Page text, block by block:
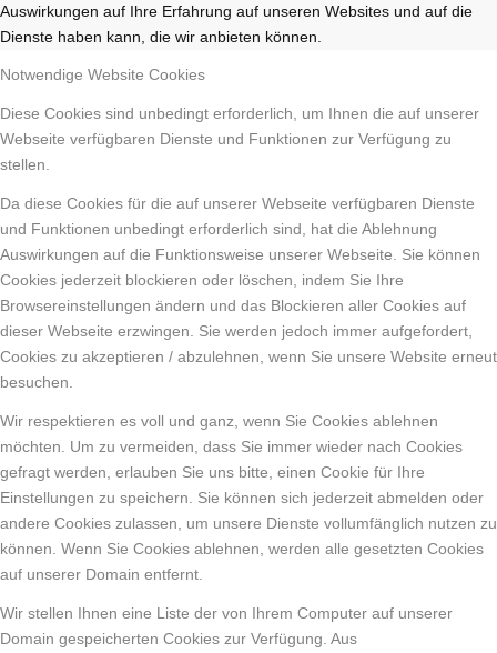
Auswirkungen auf Ihre Erfahrung auf unseren Websites und auf die
Dienste haben kann, die wir anbieten können.
Notwendige Website Cookies
Diese Cookies sind unbedingt erforderlich, um Ihnen die auf unserer
Webseite verfügbaren Dienste und Funktionen zur Verfügung zu
stellen.
Da diese Cookies für die auf unserer Webseite verfügbaren Dienste
und Funktionen unbedingt erforderlich sind, hat die Ablehnung
Auswirkungen auf die Funktionsweise unserer Webseite. Sie können
Cookies jederzeit blockieren oder löschen, indem Sie Ihre
Browsereinstellungen ändern und das Blockieren aller Cookies auf
dieser Webseite erzwingen. Sie werden jedoch immer aufgefordert,
Cookies zu akzeptieren / abzulehnen, wenn Sie unsere Website erneut
besuchen.
Wir respektieren es voll und ganz, wenn Sie Cookies ablehnen
möchten. Um zu vermeiden, dass Sie immer wieder nach Cookies
gefragt werden, erlauben Sie uns bitte, einen Cookie für Ihre
Einstellungen zu speichern. Sie können sich jederzeit abmelden oder
andere Cookies zulassen, um unsere Dienste vollumfänglich nutzen zu
können. Wenn Sie Cookies ablehnen, werden alle gesetzten Cookies
auf unserer Domain entfernt.
Wir stellen Ihnen eine Liste der von Ihrem Computer auf unserer
Domain gespeicherten Cookies zur Verfügung. Aus